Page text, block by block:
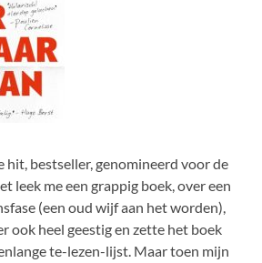
hit, bestseller, genomineerd voor de
leek me een grappig boek, over een
(een oud wijf aan het worden),
ook heel geestig en zette het boek
te-lezen-lijst. Maar toen mijn